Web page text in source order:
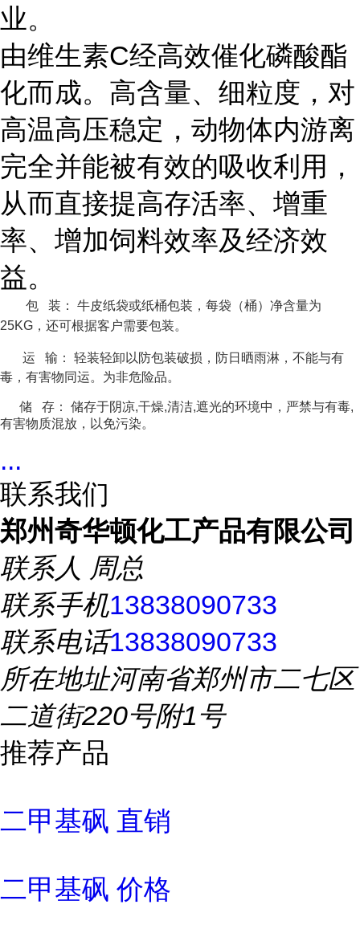
业。
由维生素C经高效催化磷酸酯
化而成。高含量、细粒度，对
高温高压稳定，动物体内游离
完全并能被有效的吸收利用，
从而直接提高存活率、增重
率、增加饲料效率及经济效
益。
包 装： 牛皮纸袋或纸桶包装，每袋（桶）净含量为
25KG，还可根据客户需要包装。
运 输： 轻装轻卸以防包装破损，防日晒雨淋，不能与有
毒，有害物同运。为非危险品。
储 存： 储存于阴凉,干燥,清洁,遮光的环境中，严禁与有毒,
有害物质混放，以免污染。
...
联系我们
郑州奇华顿化工产品有限公司
联系人 周总
联系手机13838090733
联系电话13838090733
所在地址河南省郑州市二七区
二道街220号附1号
推荐产品
二甲基砜 直销
二甲基砜 价格